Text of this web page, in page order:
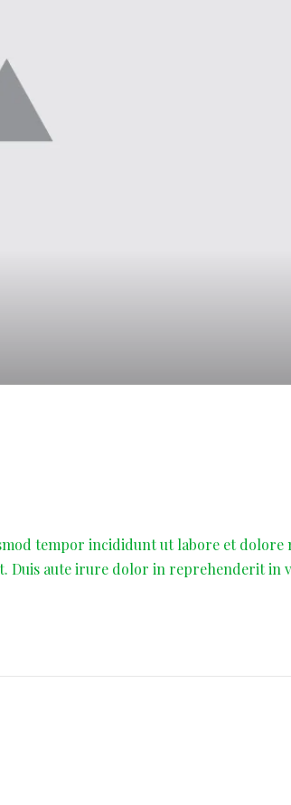
tempor incididunt ut labore et dolore
Duis aute irure dolor in reprehenderit in